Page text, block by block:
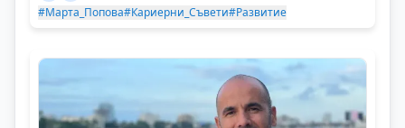
#Марта_Попова#Кариерни_Съвети#Развитие